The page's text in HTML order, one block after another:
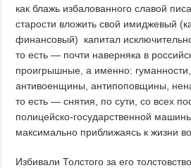
как блажь избалованного славой
старости вложить свой имиджевый
финансовый) капитал
то есть — почти наверняка в
проигрышные, а именно: гуманности,
антивоенщины, антипоповщины,
то есть — снятия, по сути, со всех
полицейско-государственной
максимально приближаясь к жизни
Избивали Толстого за его